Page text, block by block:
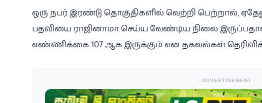
ஒரு நபர் இரண்டு தொகுதிகளில் வெற்றி பெற்றால்,
பதவியை ராஜினாமா செய்ய வேண்டிய நிலை
எண்ணிக்கை 107 ஆக இருக்கும் என தகவல்கள்
- ADVERTISEMENT -